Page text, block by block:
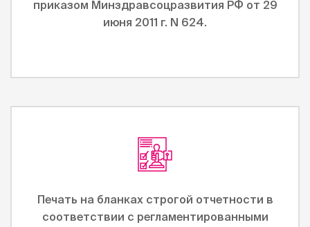
приказом Минздравсоцразвития РФ от 29
июня 2011 г. N 624.
Печать на бланках строгой отчетности в
соответствии с регламентированными